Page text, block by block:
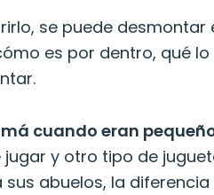
se puede desmontar
es por dentro, qué lo
cuando eran
y otro tipo de
abuelos, la diferencia